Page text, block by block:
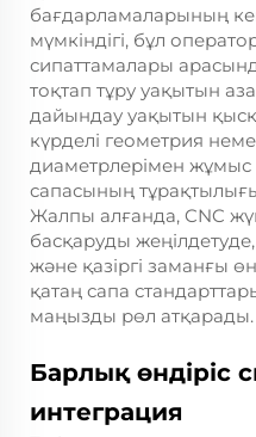
бағдарламаларының
мүмкіндігі, бұл
сипаттамалары
тоқтап тұру уақытын
дайындау уақытын
күрделі геометрия
диаметрлерімен жұмыс
сапасының
Жалпы алғанда, CNC
басқаруды
және қазіргі заманғы
қатаң сапа
маңызды рөл атқарады.
Барлық өндіріс
интеграция